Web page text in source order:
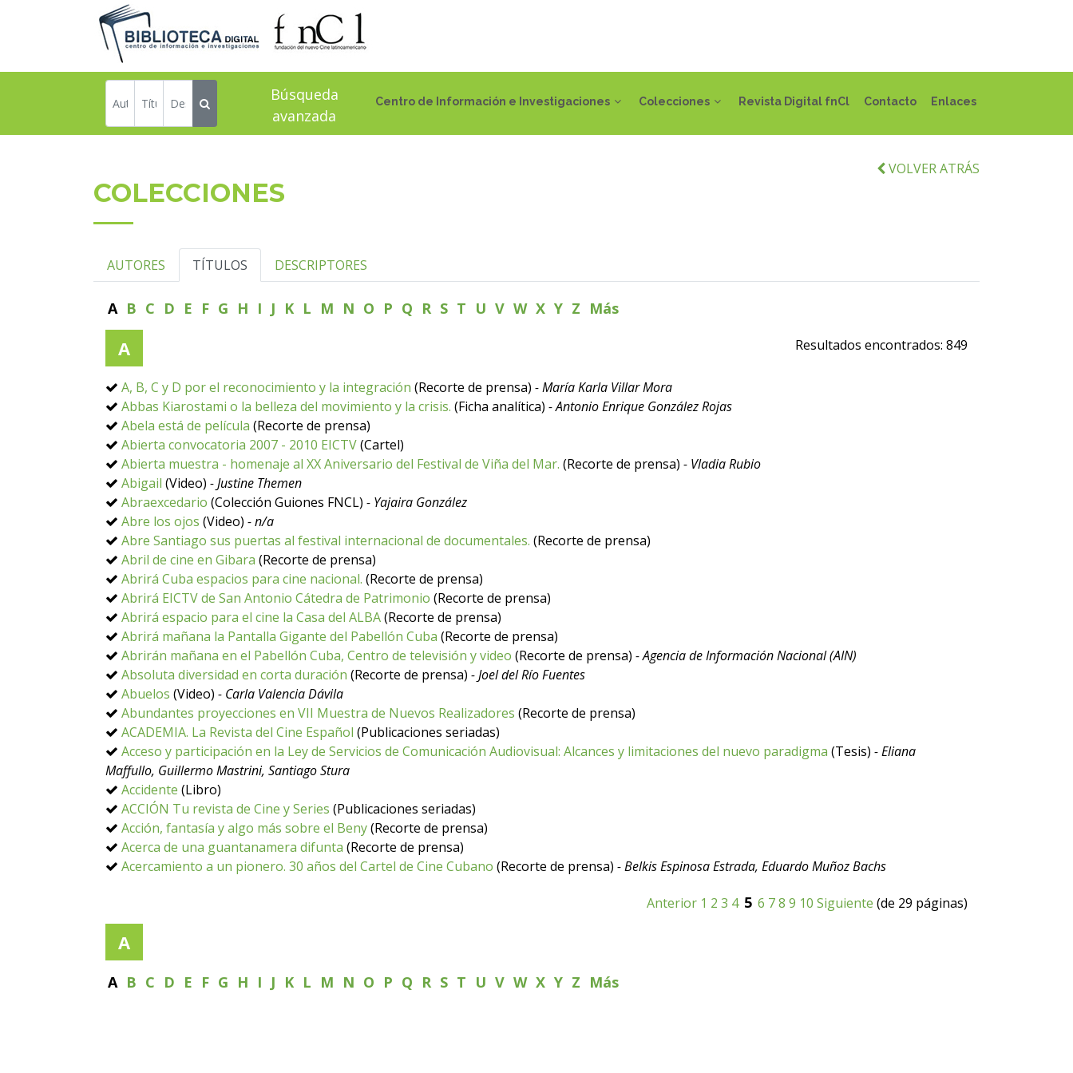
Centro de Información e Investigaciones Colecciones Revista Digital fnCl Contacto Enlaces
Búsqueda
avanzada
VOLVER ATRÁS
COLECCIONES
AUTORES TÍTULOS DESCRIPTORES
A B C D E F G H I J K L M N O P Q R S T U V W X Y Z Más
A Resultados encontrados: 849
A, B, C y D por el reconocimiento y la integración (Recorte de prensa) - María Karla Villar Mora
Abbas Kiarostami o la belleza del movimiento y la crisis. (Ficha analítica) - Antonio Enrique González Rojas
Abela está de película (Recorte de prensa)
Abierta convocatoria 2007 - 2010 EICTV(Cartel)
Abierta muestra - homenaje al XX Aniversario del Festival de Viña del Mar. (Recorte de prensa) - Vladia Rubio
Abigail (Video) - Justine Themen
Abraexcedario (Colección Guiones FNCL) - Yajaira González
Abre los ojos (Video) - n/a
Abre Santiago sus puertas al festival internacional de documentales. (Recorte de prensa)
Abril de cine en Gibara (Recorte de prensa)
Abrirá Cuba espacios para cine nacional. (Recorte de prensa)
Abrirá EICTV de San Antonio Cátedra de Patrimonio (Recorte de prensa)
Abrirá espacio para el cine la Casa del ALBA(Recorte de prensa)
Abrirá mañana la Pantalla Gigante del Pabellón Cuba (Recorte de prensa)
Abrirán mañana en el Pabellón Cuba, Centro de televisión y video (Recorte de prensa) - Agencia de Información Nacional (AIN)
Absoluta diversidad en corta duración (Recorte de prensa) - Joel del Río Fuentes
Abuelos (Video) - Carla Valencia Dávila
Abundantes proyecciones en VII Muestra de Nuevos Realizadores (Recorte de prensa)
ACADEMIA. La Revista del Cine Español (Publicaciones seriadas)
Acceso y participación en la Ley de Servicios de Comunicación Audiovisual: Alcances y limitaciones del nuevo paradigma (Tesis) - Eliana
Maffullo, Guillermo Mastrini, Santiago Stura
Accidente (Libro)
ACCIÓN Tu revista de Cine y Series (Publicaciones seriadas)
Acción, fantasía y algo más sobre el Beny(Recorte de prensa)
Acerca de una guantanamera difunta (Recorte de prensa)
Acercamiento a un pionero. 30 años del Cartel de Cine Cubano (Recorte de prensa) - Belkis Espinosa Estrada, Eduardo Muñoz Bachs
Anterior 1 2 3 4 5 6 78 9 10 Siguiente (de 29 páginas)
A
A B C D E F G H I J K L M N O P Q R S T U V W X Y Z Más